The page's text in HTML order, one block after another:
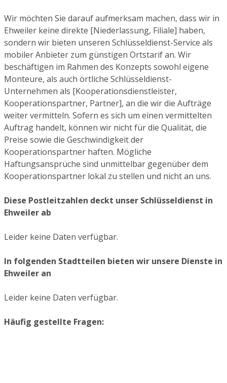
Wir möchten Sie darauf aufmerksam machen, dass wir in
Ehweiler keine direkte [Niederlassung, Filiale] haben,
sondern wir bieten unseren Schlüsseldienst-Service als
mobiler Anbieter zum günstigen Ortstarif an. Wir
beschäftigen im Rahmen des Konzepts sowohl eigene
Monteure, als auch örtliche Schlüsseldienst-
Unternehmen als [Kooperationsdienstleister,
Kooperationspartner, Partner], an die wir die Aufträge
weiter vermitteln. Sofern es sich um einen vermittelten
Auftrag handelt, können wir nicht für die Qualität, die
Preise sowie die Geschwindigkeit der
Kooperationspartner haften. Mögliche
Haftungsansprüche sind unmittelbar gegenüber dem
Kooperationspartner lokal zu stellen und nicht an uns.
Diese Postleitzahlen deckt unser Schlüsseldienst in
Ehweiler ab
Leider keine Daten verfügbar.
In folgenden Stadtteilen bieten wir unsere Dienste in
Ehweiler an
Leider keine Daten verfügbar.
Häufig gestellte Fragen: